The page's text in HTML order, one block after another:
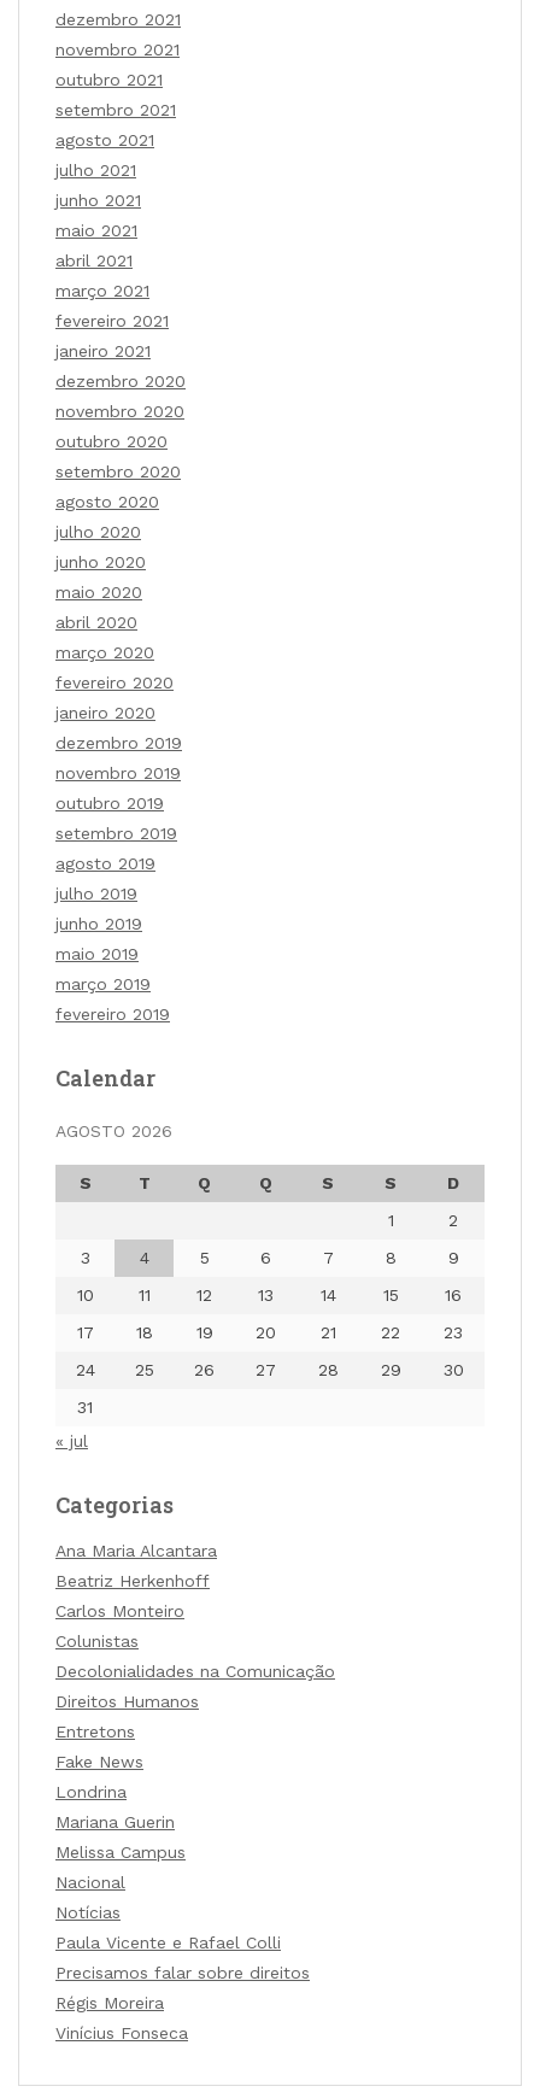
dezembro 2021
novembro 2021
outubro 2021
setembro 2021
agosto 2021
julho 2021
junho 2021
maio 2021
abril 2021
março 2021
fevereiro 2021
janeiro 2021
dezembro 2020
novembro 2020
outubro 2020
setembro 2020
agosto 2020
julho 2020
junho 2020
maio 2020
abril 2020
março 2020
fevereiro 2020
janeiro 2020
dezembro 2019
novembro 2019
outubro 2019
setembro 2019
agosto 2019
julho 2019
junho 2019
maio 2019
março 2019
fevereiro 2019
Calendar
AGOSTO 2026
S T Q Q S S
D
1
2
3
4 5 6 7 8
9
10
11 12 13 14 15
16
17
18 19 20 21 22
23
24
25 26 27 28 29
30
31
« jul
Categorias
Ana Maria Alcantara
Beatriz Herkenhoff
Carlos Monteiro
Colunistas
Decolonialidades na Comunicação
Direitos Humanos
Entretons
Fake News
Londrina
Mariana Guerin
Melissa Campus
Nacional
Notícias
Paula Vicente e Rafael Colli
Precisamos falar sobre direitos
Régis Moreira
Vinícius Fonseca